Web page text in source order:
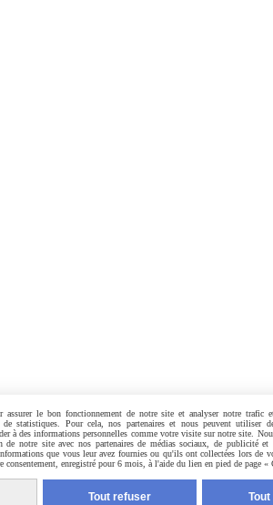
assurer le bon fonctionnement de notre site et analyser notre trafic
statistiques. Pour cela, nos partenaires et nous peuvent utiliser
à des informations personnelles comme votre visite sur notre site.
notre site avec nos partenaires de médias sociaux, de publicité et
que vous leur avez fournies ou qu'ils ont collectées lors de
consentement, enregistré pour 6 mois, à l'aide du lien en pied de page
Tout refuser